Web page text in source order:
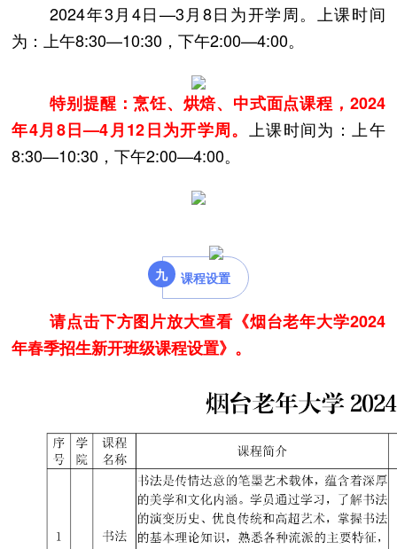
2024年3月4日—3月8日为开学周。
上课时间
为：上午8:30—10:30，下午2:00—4:00。
特别提醒：烹饪、烘焙、中式面点课程 ， 2024
年4月8日—4月12日为开学周。
上课时间为：上午
8:30—10:30，下午2:00—4:00。
九 课程设置
请点击下方图片放大查看《烟台老年大学2024
年春季招生新开班级课程设置》。